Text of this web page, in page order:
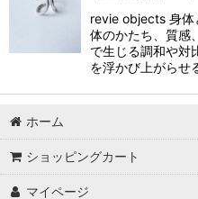
revie objects 身体
体のかたち、質感
で生じる調和や対
を浮かび上がらせ
ホーム
ショッピングカート
マイページ